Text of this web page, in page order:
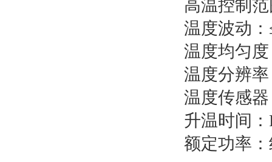
高温控制
温度波动
温度均匀
温度分辨
温度传感器
升温时间
额定功率